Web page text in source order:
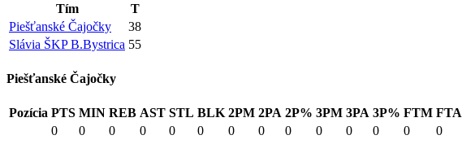
Tím
T
Piešťanské Čajočky
38
Slávia ŠKP B.Bystrica 55
Piešťanské Čajočky
Pozícia PTS MIN REB AST STL BLK 2PM 2PA 2P% 3PM 3PA 3P% FTM FTA
0
0 0 0 0 0 0 0 0 0 0 0 0 0